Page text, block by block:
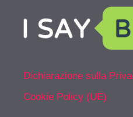
Dichiarazione sulla
Cookie Policy (UE)